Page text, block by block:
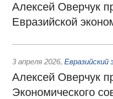
Алексей Оверчук
Евразийской
3 апреля 2026,
Алексей Оверчук
Экономического